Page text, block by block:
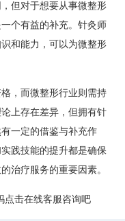
但对于想要从事微整形
个有益的补充。针灸师
和能力，可以为微整形
，而微整形行业则需持
上存在差异，但拥有针
一定的借鉴与补充作
践技能的提升都是确保
治疗服务的重要因素。
点击在线客服咨询吧